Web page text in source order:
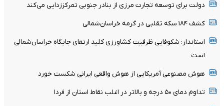
دولت برای توسعه تجارت مرزی از بنادر جنوبی تمرکززدایی می‌کند
کشف ۱۸۴ سکه تقلبی در گرمه خراسان‌شمالی
استاندار: شکوفایی ظرفیت‌ کشاورزی کلید ارتقای جایگاه خراسان‌شمالی
است
هوش مصنوعی آمریکایی از هوش واقعی ایرانی شکست خورد
تداوم دمای ۵۰ درجه و بالاتر در اغلب نقاط استان از فردا